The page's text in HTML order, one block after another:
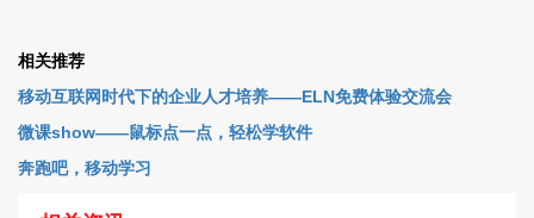
相关推荐
移动互联网时代下的企业人才培养——ELN免费体验交流会
微课show——鼠标点一点，轻松学软件
奔跑吧，移动学习